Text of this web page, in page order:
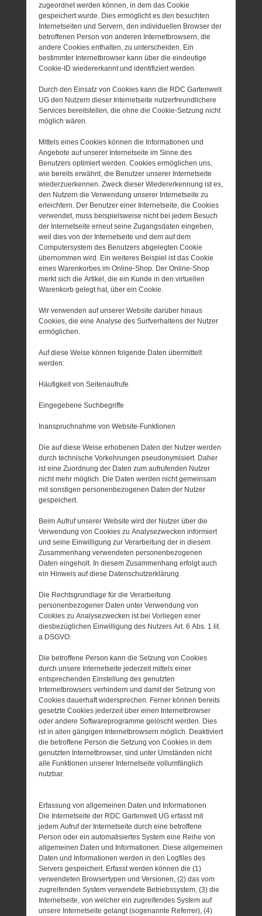
zugeordnet werden können, in dem das Cookie
gespeichert wurde. Dies ermöglicht es den besuchten
Internetseiten und Servern, den individuellen Browser der
betroffenen Person von anderen Internetbrowsern, die
andere Cookies enthalten, zu unterscheiden. Ein
bestimmter Internetbrowser kann über die eindeutige
Cookie-ID wiedererkannt und identifiziert werden.
Durch den Einsatz von Cookies kann die RDC Gartenwelt
UG den Nutzern dieser Internetseite nutzerfreundlichere
Services bereitstellen, die ohne die Cookie-Setzung nicht
möglich wären.
Mittels eines Cookies können die Informationen und
Angebote auf unserer Internetseite im Sinne des
Benutzers optimiert werden. Cookies ermöglichen uns,
wie bereits erwähnt, die Benutzer unserer Internetseite
wiederzuerkennen. Zweck dieser Wiedererkennung ist es,
den Nutzern die Verwendung unserer Internetseite zu
erleichtern. Der Benutzer einer Internetseite, die Cookies
verwendet, muss beispielsweise nicht bei jedem Besuch
der Internetseite erneut seine Zugangsdaten eingeben,
weil dies von der Internetseite und dem auf dem
Computersystem des Benutzers abgelegten Cookie
übernommen wird. Ein weiteres Beispiel ist das Cookie
eines Warenkorbes im Online-Shop. Der Online-Shop
merkt sich die Artikel, die ein Kunde in den virtuellen
Warenkorb gelegt hat, über ein Cookie.
Wir verwenden auf unserer Website darüber hinaus
Cookies, die eine Analyse des Surfverhaltens der Nutzer
ermöglichen.
Auf diese Weise können folgende Daten übermittelt
werden:
Häufigkeit von Seitenaufrufe
Eingegebene Suchbegriffe
Inanspruchnahme von Website-Funktionen
Die auf diese Weise erhobenen Daten der Nutzer werden
durch technische Vorkehrungen pseudonymisiert. Daher
ist eine Zuordnung der Daten zum aufrufenden Nutzer
nicht mehr möglich. Die Daten werden nicht gemeinsam
mit sonstigen personenbezogenen Daten der Nutzer
gespeichert.
Beim Aufruf unserer Website wird der Nutzer über die
Verwendung von Cookies zu Analysezwecken informiert
und seine Einwilligung zur Verarbeitung der in diesem
Zusammenhang verwendeten personenbezogenen
Daten eingeholt. In diesem Zusammenhang erfolgt auch
ein Hinweis auf diese Datenschutzerklärung.
Die Rechtsgrundlage für die Verarbeitung
personenbezogener Daten unter Verwendung von
Cookies zu Analysezwecken ist bei Vorliegen einer
diesbezüglichen Einwilligung des Nutzers Art. 6 Abs. 1 lit.
a DSGVO.
Die betroffene Person kann die Setzung von Cookies
durch unsere Internetseite jederzeit mittels einer
entsprechenden Einstellung des genutzten
Internetbrowsers verhindern und damit der Setzung von
Cookies dauerhaft widersprechen. Ferner können bereits
gesetzte Cookies jederzeit über einen Internetbrowser
oder andere Softwareprogramme gelöscht werden. Dies
ist in allen gängigen Internetbrowsern möglich. Deaktiviert
die betroffene Person die Setzung von Cookies in dem
genutzten Internetbrowser, sind unter Umständen nicht
alle Funktionen unserer Internetseite vollumfänglich
nutzbar.
Erfassung von allgemeinen Daten und Informationen
Die Internetseite der RDC Gartenwelt UG erfasst mit
jedem Aufruf der Internetseite durch eine betroffene
Person oder ein automatisiertes System eine Reihe von
allgemeinen Daten und Informationen. Diese allgemeinen
Daten und Informationen werden in den Logfiles des
Servers gespeichert. Erfasst werden können die (1)
verwendeten Browsertypen und Versionen, (2) das vom
zugreifenden System verwendete Betriebssystem, (3) die
Internetseite, von welcher ein zugreifendes System auf
unsere Internetseite gelangt (sogenannte Referrer), (4)